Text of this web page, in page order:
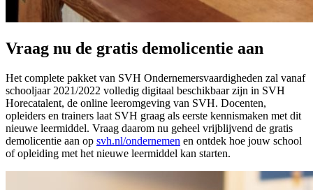
Vraag nu de gratis demolicentie aan
Het complete pakket van SVH Ondernemersvaardigheden zal vanaf
schooljaar 2021/2022 volledig digitaal beschikbaar zijn in SVH
Horecatalent, de online leeromgeving van SVH. Docenten,
opleiders en trainers laat SVH graag als eerste kennismaken met dit
nieuwe leermiddel. Vraag daarom nu geheel vrijblijvend de gratis
demolicentie aan op svh.nl/ondernemen en ontdek hoe jouw school
of opleiding met het nieuwe leermiddel kan starten.